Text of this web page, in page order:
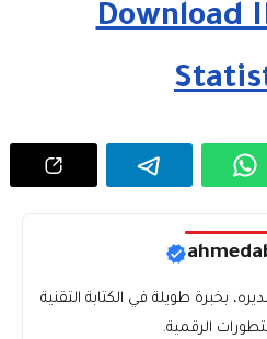
Download
بخبرة طويلة في الكتابة التقنية
الرقمية.